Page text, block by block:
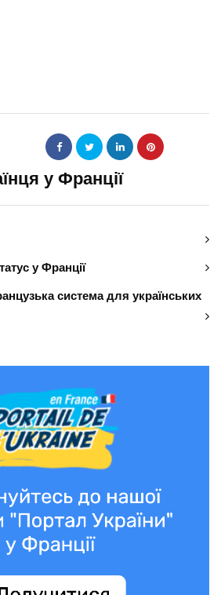
у Франції
у Франції
система для українських